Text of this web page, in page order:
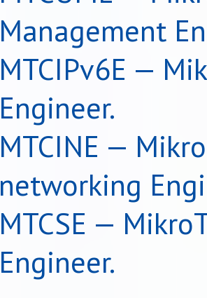
Management
MTCIPv6E —
Engineer.
MTCINE —
networking
MTCSE —
Engineer.